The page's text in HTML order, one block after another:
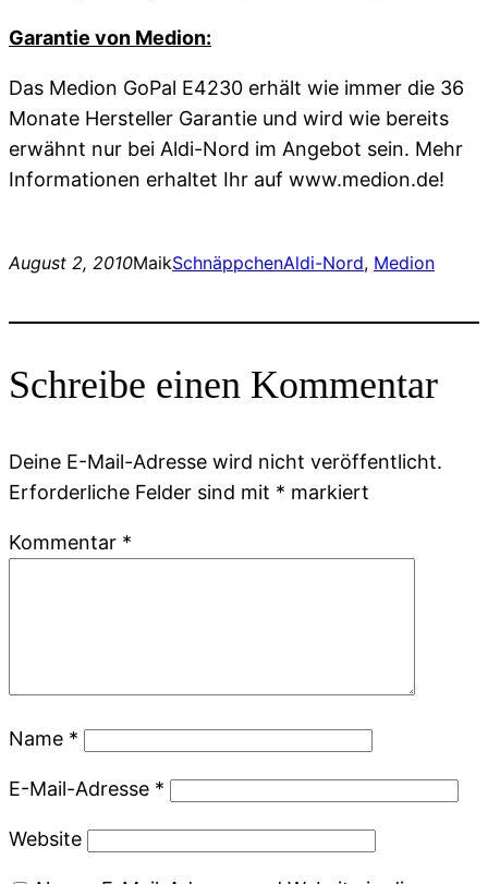
Garantie von Medion:
Das Medion GoPal E4230 erhält wie immer die 36
Monate Hersteller Garantie und wird wie bereits
erwähnt nur bei Aldi-Nord im Angebot sein. Mehr
Informationen erhaltet Ihr auf www.medion.de!
August 2, 2010MaikSchnäppchenAldi-Nord, Medion
Schreibe einen Kommentar
Deine E-Mail-Adresse wird nicht veröffentlicht.
Erforderliche Felder sind mit * markiert
Kommentar *
Name *
E-Mail-Adresse *
Website